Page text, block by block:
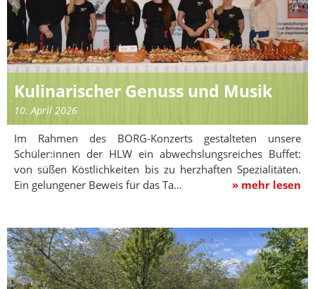
Kulinarischer Genuss und Musik
10. April 2026
Im Rahmen des BORG-Konzerts gestalteten unsere
Schüler:innen der HLW ein abwechslungsreiches Buffet:
von süßen Köstlichkeiten bis zu herzhaften Spezialitäten.
Ein gelungener Beweis für das Ta…
» mehr lesen